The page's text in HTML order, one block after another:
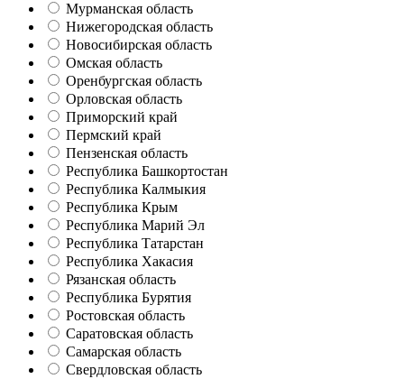
Мурманская область
Нижегородская область
Новосибирская область
Омская область
Оренбургская область
Орловская область
Приморский край
Пермский край
Пензенская область
Республика Башкортостан
Республика Калмыкия
Республика Крым
Республика Марий Эл
Республика Татарстан
Республика Хакасия
Рязанская область
Республика Бурятия
Ростовская область
Саратовская область
Самарская область
Свердловская область